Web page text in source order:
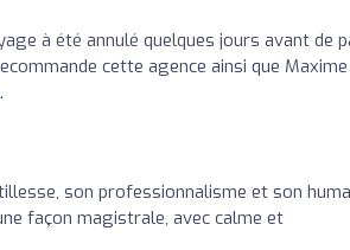
à été annulé quelques jours avant de
cette agence ainsi que
son professionnalisme et son
façon magistrale, avec calme et